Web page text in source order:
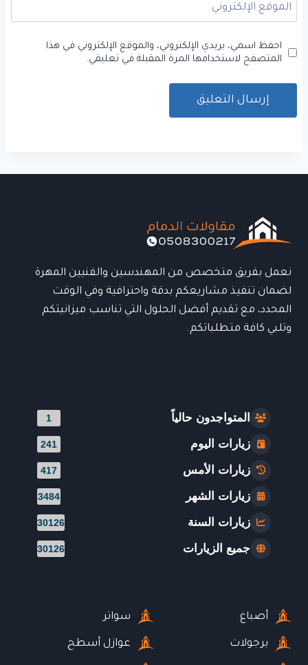
الموقع الإلكتروني
احفظ اسمي، بريدي الإلكتروني، والموقع الإلكتروني في هذا
المتصفح لاستخدامها المرة المقبلة في تعليقي.
نعمل بفريق متخصص من المهندسين والفنيين المهرة
لضمان تنفيذ مشاريعكم بدقة واحترافية وفي الوقت
المحدد، مع تقديم أفضل الحلول التي تناسب ميزانيتكم
وتلبي كافة متطلباتكم.
المتواجدون حالياً 1
زيارات اليوم 241
زيارات الأمس 417
زيارات الشهر 3484
زيارات السنة 30126
جميع الزيارات 30126
أصباغ
برجولات
سواتر
عوازل أسطح